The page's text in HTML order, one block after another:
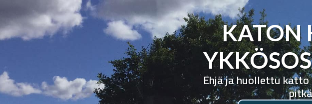
KATON
Ehjä ja huollettu